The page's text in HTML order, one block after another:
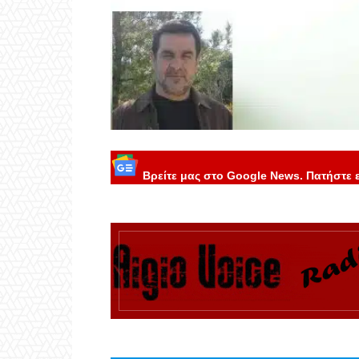
Βρείτε μας στο Google News. Πατήστε